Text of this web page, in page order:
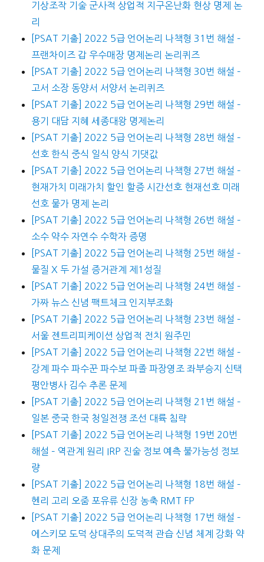
기상조작 기술 군사적 상업적 지구온난화 현상 명제 논
리
[PSAT 기출] 2022 5급 언어논리 나책형 31번 해설 –
프랜차이즈 갑 우수매장 명제논리 논리퀴즈
[PSAT 기출] 2022 5급 언어논리 나책형 30번 해설 –
고서 소장 동양서 서양서 논리퀴즈
[PSAT 기출] 2022 5급 언어논리 나책형 29번 해설 –
용기 대담 지혜 세종대왕 명제논리
[PSAT 기출] 2022 5급 언어논리 나책형 28번 해설 –
선호 한식 중식 일식 양식 기댓값
[PSAT 기출] 2022 5급 언어논리 나책형 27번 해설 –
현재가치 미래가치 할인 할증 시간선호 현재선호 미래
선호 물가 명제 논리
[PSAT 기출] 2022 5급 언어논리 나책형 26번 해설 –
소수 약수 자연수 수학자 증명
[PSAT 기출] 2022 5급 언어논리 나책형 25번 해설 –
물질 X 두 가설 증거관계 제1성질
[PSAT 기출] 2022 5급 언어논리 나책형 24번 해설 –
가짜 뉴스 신념 팩트체크 인지부조화
[PSAT 기출] 2022 5급 언어논리 나책형 23번 해설 –
서울 젠트리피케이션 상업적 전치 원주민
[PSAT 기출] 2022 5급 언어논리 나책형 22번 해설 –
강계 파수 파수꾼 파수보 파졸 파장영조 좌부승지 신택
평안병사 김수 추론 문제
[PSAT 기출] 2022 5급 언어논리 나책형 21번 해설 –
일본 중국 한국 청일전쟁 조선 대륙 침략
[PSAT 기출] 2022 5급 언어논리 나책형 19번 20번
해설 – 역관계 원리 IRP 진술 정보 예측 불가능성 정보
량
[PSAT 기출] 2022 5급 언어논리 나책형 18번 해설 –
헨리 고리 오줌 포유류 신장 농축 RMT FP
[PSAT 기출] 2022 5급 언어논리 나책형 17번 해설 –
에스키모 도덕 상대주의 도덕적 관습 신념 체계 강화 약
화 문제